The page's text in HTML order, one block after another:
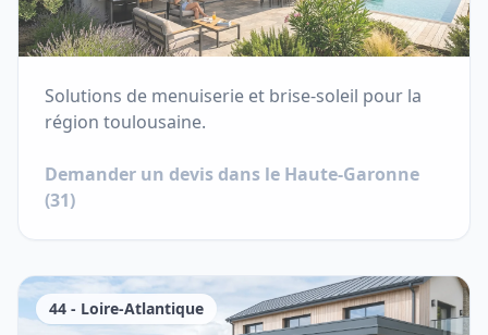
Solutions de menuiserie et brise-soleil pour la
région toulousaine.
Demander un devis dans le Haute-Garonne
(31)
44 - Loire-Atlantique